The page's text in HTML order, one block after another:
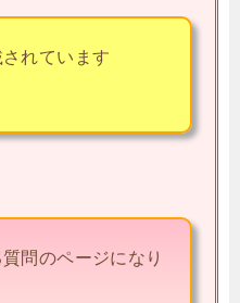
れています
問のページになり